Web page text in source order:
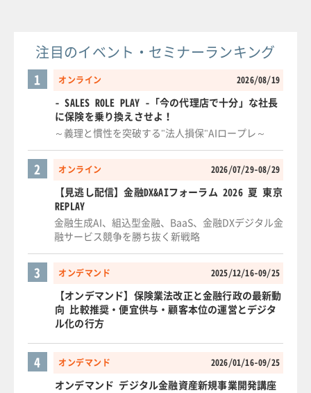
注目のイベント・セミナーランキング
オンライン 2026/08/19
1
- SALES ROLE PLAY -「今の代理店で十分」な社長
に保険を乗り換えさせよ！
～義理と慣性を突破する"法人損保"AIロープレ～
オンライン 2026/07/29-08/29
2
【見逃し配信】金融DX&AIフォーラム 2026 夏 東京
REPLAY
金融生成AI、組込型金融、BaaS、金融DXデジタル金
融サービス競争を勝ち抜く新戦略
オンデマンド 2025/12/16-09/25
3
【オンデマンド】保険業法改正と金融行政の最新動
向 比較推奨・便宜供与・顧客本位の運営とデジタ
ル化の行方
オンデマンド 2026/01/16-09/25
4
オンデマンド デジタル金融資産新規事業開発講座